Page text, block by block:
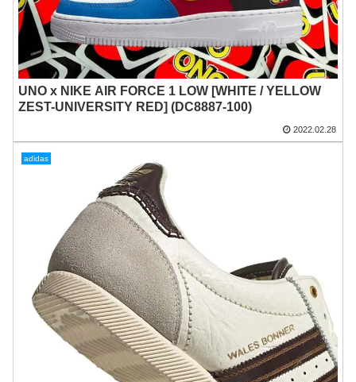
UNO x NIKE AIR FORCE 1 LOW [WHITE / YELLOW
ZEST-UNIVERSITY RED] (DC8887-100)
2022.02.28
adidas